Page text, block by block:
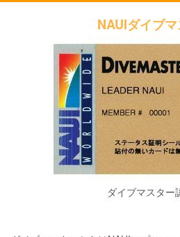
NAUIダイブ
ダイブマスター